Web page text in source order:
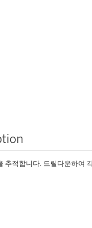
추적합니다. 드릴다운하여